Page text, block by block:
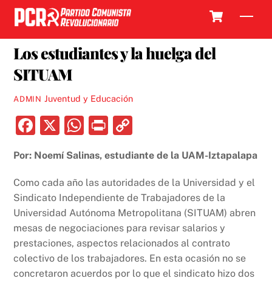
Skip
content
Los estudiantes y la huelga del
SITUAM
ADMIN Juventud y Educación
F
c
e
b
o
o
k
X
W
at
s
A
p
p
P
nt p
y
Li
n
k
Por: Noemí Salinas, estudiante de la UAM-Iztapalapa
Como cada año las autoridades de la Universidad y el
Sindicato Independiente de Trabajadores de la
Universidad Autónoma Metropolitana (SITUAM) abren
mesas de negociaciones para revisar salarios y
prestaciones, aspectos relacionados al contrato
colectivo de los trabajadores. En esta ocasión no se
concretaron acuerdos por lo que el sindicato hizo dos